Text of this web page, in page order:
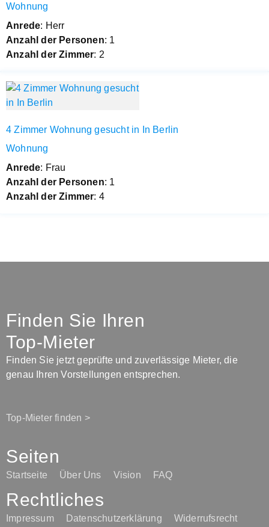
Wohnung
Anrede: Herr
Anzahl der Personen: 1
Anzahl der Zimmer: 2
4 Zimmer Wohnung gesucht in In Berlin
Wohnung
Anrede: Frau
Anzahl der Personen: 1
Anzahl der Zimmer: 4
Finden Sie Ihren
Top-Mieter
Finden Sie jetzt geprüfte und zuverlässige Mieter, die
genau Ihren Vorstellungen entsprechen.
Top-Mieter finden >
Seiten
Startseite Über Uns Vision FAQ
Rechtliches
Impressum Datenschutzerklärung Widerrufsrecht